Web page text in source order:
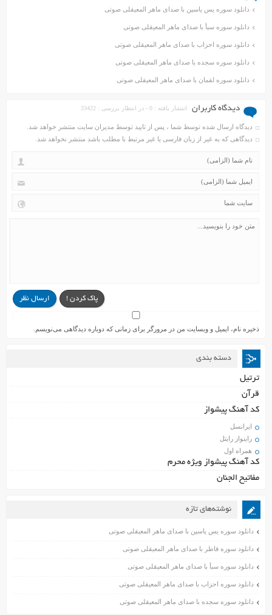
دانلود سوره یس یاسین با صدای ماهر المعیقلی صوتی
دانلود سوره سبأ با صدای ماهر المعیقلی صوتی
دانلود سوره احزاب با صدای ماهر المعیقلی صوتی
دانلود سوره سجده با صدای ماهر المعیقلی صوتی
دانلود سوره لقمان با صدای ماهر المعیقلی صوتی
دیدگاه کاربران انتشار یافته : 0 - در انتظار بررسی : 33422
دیدگاه ارسال شده توسط شما ، پس از تایید توسط مدیران سایت منتشر خواهد شد.
دیدگاهی که به غیر از زبان فارسی یا غیر مرتبط با مطلب باشد منتشر نخواهد شد.
ارسال نظر پاک کردن !
ذخیره نام، ایمیل و وبسایت من در مرورگر برای زمانی که دوباره دیدگاهی می‌نویسم.
دسته بندی
ترتیل
قرآن
کد آهنگ پیشواز
ایرانسل
راینواز رایتل
همراه اول
کد آهنگ پیشواز ویژه محرم
مفاتیح الجنان
نوشته‌های تازه
دانلود سوره یس یاسین با صدای ماهر المعیقلی صوتی
دانلود سوره فاطر با صدای ماهر المعیقلی صوتی
دانلود سوره سبأ با صدای ماهر المعیقلی صوتی
دانلود سوره احزاب با صدای ماهر المعیقلی صوتی
دانلود سوره سجده با صدای ماهر المعیقلی صوتی